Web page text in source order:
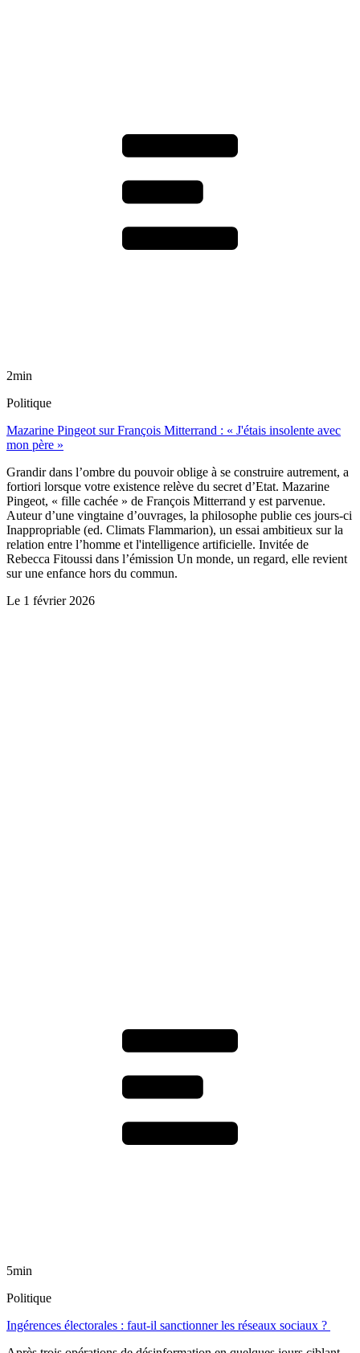
2min
Politique
Mazarine Pingeot sur François Mitterrand : « J'étais insolente avec
mon père »
Grandir dans l’ombre du pouvoir oblige à se construire autrement, a
fortiori lorsque votre existence relève du secret d’Etat. Mazarine
Pingeot, « fille cachée » de François Mitterrand y est parvenue.
Auteur d’une vingtaine d’ouvrages, la philosophe publie ces jours-ci
Inappropriable (ed. Climats Flammarion), un essai ambitieux sur la
relation entre l’homme et l'intelligence artificielle. Invitée de
Rebecca Fitoussi dans l’émission Un monde, un regard, elle revient
sur une enfance hors du commun.
Le 1 février 2026
5min
Politique
Ingérences électorales : faut-il sanctionner les réseaux sociaux ?